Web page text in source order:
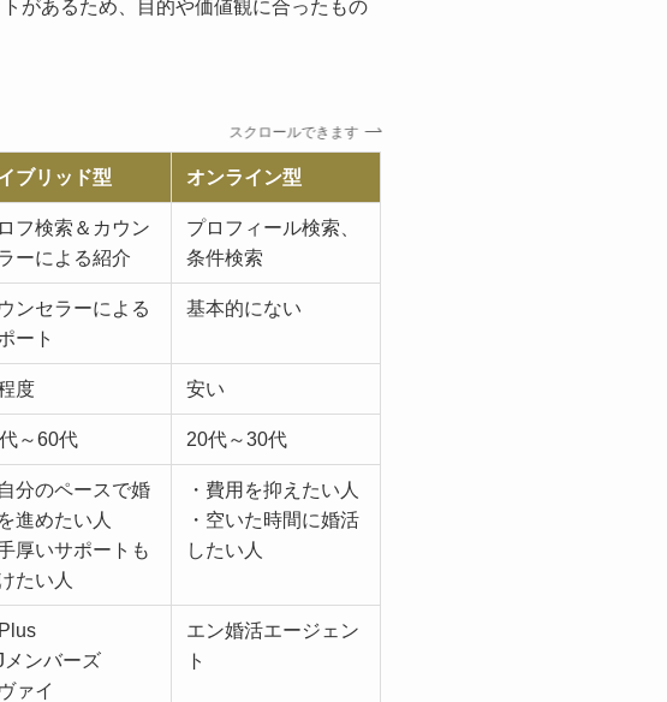
があるため、目的や価値観に合ったもの
スクロールできます
ブリッド型 オンライン型
フ検索＆カウン
ーによる紹介
プロフィール検索、
条件検索
ンセラーによる
ート
基本的にない
度 安い
～60代 20代～30代
自分のペースで婚
進めたい人
手厚いサポートも
たい人
・費用を抑えたい人
・空いた時間に婚活
したい人
メンバーズ
ァイ
エン婚活エージェン
ト